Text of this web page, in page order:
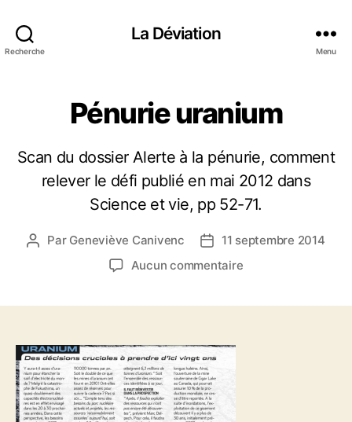
Recherche
La Déviation
Menu
Pénurie uranium
Scan du dossier Alerte à la pénurie, comment
relever le défi publié en mai 2012 dans
Science et vie, pp 52-71.
A
u
d
e
l
’
a
Par Geneviève Canivenc
D
d
l
’
a
r
t
11 septembre 2014
Aucun commentaires